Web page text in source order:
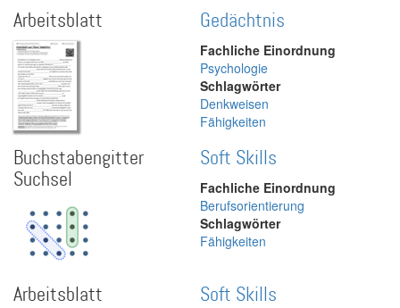
Arbeitsblatt Gedächtnis
Fachliche Einordnung
Psychologie
Schlagwörter
Denkweisen
Fähigkeiten
Buchstabengitter
Suchsel
Soft Skills
Fachliche Einordnung
Berufsorientierung
Schlagwörter
Fähigkeiten
Arbeitsblatt Soft Skills